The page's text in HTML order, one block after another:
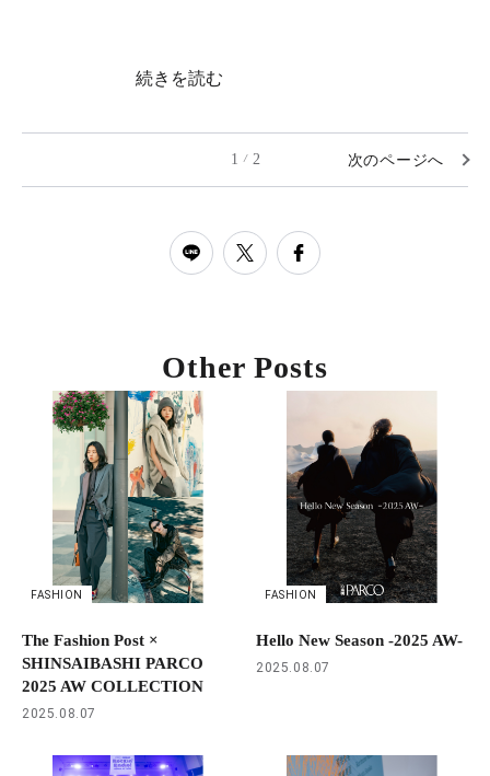
続きを読む
1 / 2 次のページへ
Other Posts
FASHION
The Fashion Post ×
SHINSAIBASHI PARCO
2025 AW COLLECTION
2025.08.07
FASHION
Hello New Season -2025 AW-
2025.08.07